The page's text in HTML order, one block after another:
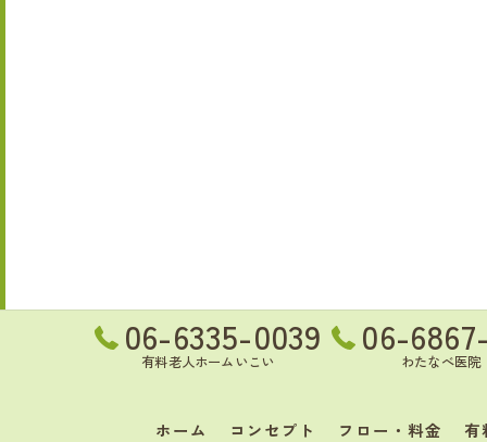
06-6335-0039
有料老人ホームいこい
06-
わたなべ医院
ホーム コンセプト フロー・料金
有